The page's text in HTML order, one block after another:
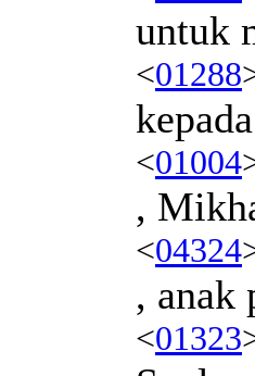
untuk
<01288
<01004
,
<04324
, anak
<01323